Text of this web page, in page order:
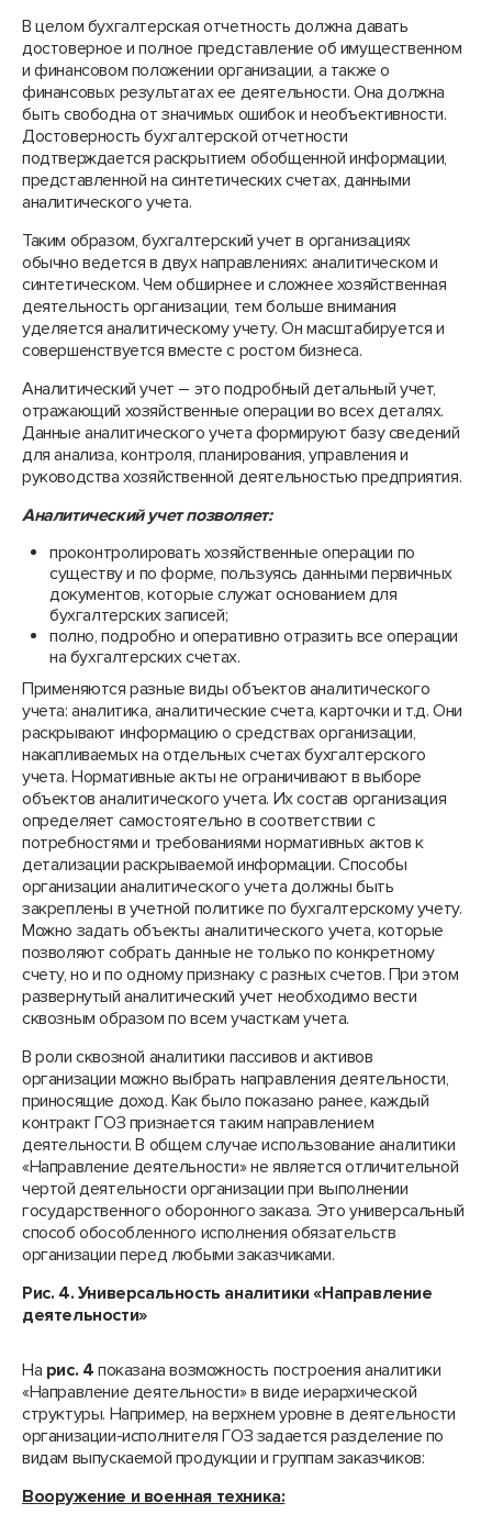
В целом бухгалтерская отчетность должна давать
достоверное и полное представление об имущественном
и финансовом положении организации, а также о
финансовых результатах ее деятельности. Она должна
быть свободна от значимых ошибок и необъективности.
Достоверность бухгалтерской отчетности
подтверждается раскрытием обобщенной информации,
представленной на синтетических счетах, данными
аналитического учета.
Таким образом, бухгалтерский учет в организациях
обычно ведется в двух направлениях: аналитическом и
синтетическом. Чем обширнее и сложнее хозяйственная
деятельность организации, тем больше внимания
уделяется аналитическому учету. Он масштабируется и
совершенствуется вместе с ростом бизнеса.
Аналитический учет – это подробный детальный учет,
отражающий хозяйственные операции во всех деталях.
Данные аналитического учета формируют базу сведений
для анализа, контроля, планирования, управления и
руководства хозяйственной деятельностью предприятия.
Аналитический учет позволяет:
проконтролировать хозяйственные операции по
существу и по форме, пользуясь данными первичных
документов, которые служат основанием для
бухгалтерских записей;
полно, подробно и оперативно отразить все операции
на бухгалтерских счетах.
Применяются разные виды объектов аналитического
учета: аналитика, аналитические счета, карточки и т.д. Они
раскрывают информацию о средствах организации,
накапливаемых на отдельных счетах бухгалтерского
учета. Нормативные акты не ограничивают в выборе
объектов аналитического учета. Их состав организация
определяет самостоятельно в соответствии с
потребностями и требованиями нормативных актов к
детализации раскрываемой информации. Способы
организации аналитического учета должны быть
закреплены в учетной политике по бухгалтерскому учету.
Можно задать объекты аналитического учета, которые
позволяют собрать данные не только по конкретному
счету, но и по одному признаку с разных счетов. При этом
развернутый аналитический учет необходимо вести
сквозным образом по всем участкам учета.
В роли сквозной аналитики пассивов и активов
организации можно выбрать направления деятельности,
приносящие доход. Как было показано ранее, каждый
контракт ГОЗ признается таким направлением
деятельности. В общем случае использование аналитики
«Направление деятельности» не является отличительной
чертой деятельности организации при выполнении
государственного оборонного заказа. Это универсальный
способ обособленного исполнения обязательств
организации перед любыми заказчиками.
Рис. 4. Универсальность аналитики «Направление
деятельности»
На рис. 4 показана возможность построения аналитики
«Направление деятельности» в виде иерархической
структуры. Например, на верхнем уровне в деятельности
организации-исполнителя ГОЗ задается разделение по
видам выпускаемой продукции и группам заказчиков:
Вооружение и военная техника: